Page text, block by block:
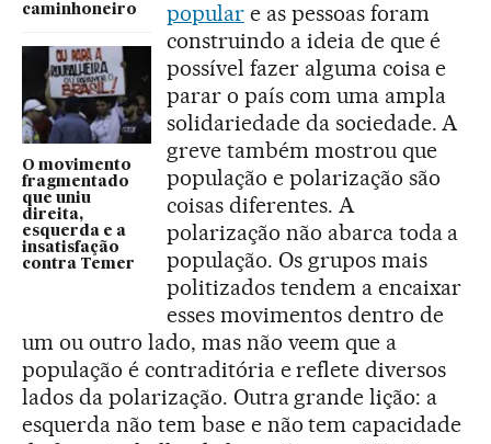
caminhoneiro
O movimento
fragmentado
que uniu
direita,
esquerda e a
insatisfação
contra Temer
populare as pessoas foram
construindo a ideia de que é
possível fazer alguma coisa e
parar o país com uma ampla
solidariedade da sociedade. A
greve também mostrou que
população e polarização são
coisas diferentes. A
polarização não abarca toda a
população. Os grupos mais
politizados tendem a encaixar
esses movimentos dentro de
um ou outro lado, mas não veem que a
população é contraditória e reflete diversos
lados da polarização. Outra grande lição: a
esquerda não tem base e não tem capacidade